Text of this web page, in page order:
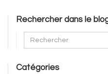
Rechercher dans le
Catégories